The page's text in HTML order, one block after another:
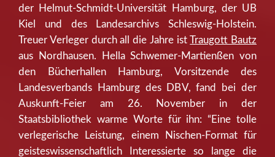
der Helmut-Schmidt-Universität Hamburg, der UB
Kiel und des Landesarchivs Schleswig-Holstein.
Treuer Verleger durch all die Jahre istTraugott Bautz
aus Nordhausen. Hella Schwemer-Martienßen von
den Bücherhallen Hamburg, Vorsitzende des
Landesverbands Hamburg des DBV, fand bei der
Auskunft-Feier am 26. November in der
Staatsbibliothek warme Worte für ihn: “Eine tolle
verlegerische Leistung, einem Nischen-Format für
geisteswissenschaftlich Interessierte so lange die